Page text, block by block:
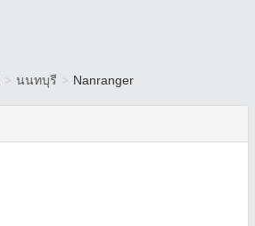
> นนทบุรี > Nanranger